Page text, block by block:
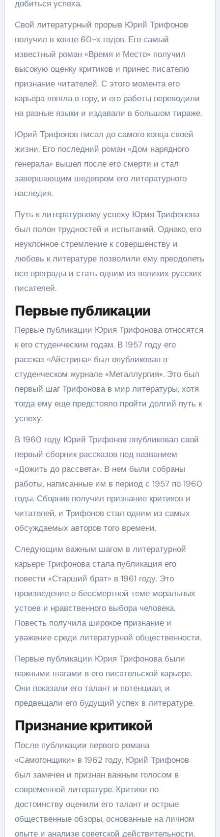
добиться успеха.
Свой литературный прорыв Юрий Трифонов
получил в конце 60-х годов. Его самый
известный роман «Время и Место» получил
высокую оценку критиков и принес писателю
признание читателей. С этого момента его
карьера пошла в гору, и его работы переводили
на разные языки и издавали в большом тираже.
Юрий Трифонов писал до самого конца своей
жизни. Его последний роман «Дом нарядного
генерала» вышел после его смерти и стал
завершающим шедевром его литературного
наследия.
Путь к литературному успеху Юрия Трифонова
был полон трудностей и испытаний. Однако, его
неуклонное стремление к совершенству и
любовь к литературе позволили ему преодолеть
все преграды и стать одним из великих русских
писателей.
Первые публикации
Первые публикации Юрия Трифонова относятся
к его студенческим годам. В 1957 году его
рассказ «Айстрина» был опубликован в
студенческом журнале «Металлургия». Это был
первый шаг Трифонова в мир литературы, хотя
тогда ему еще предстояло пройти долгий путь к
успеху.
В 1960 году Юрий Трифонов опубликовал свой
первый сборник рассказов под названием
«Дожить до рассвета». В нем были собраны
работы, написанные им в период с 1957 по 1960
годы. Сборник получил признание критиков и
читателей, и Трифонов стал одним из самых
обсуждаемых авторов того времени.
Следующим важным шагом в литературной
карьере Трифонова стала публикация его
повести «Старший брат» в 1961 году. Это
произведение о бессмертной теме моральных
устоев и нравственного выбора человека.
Повесть получила широкое признание и
уважение среди литературной общественности.
Первые публикации Юрия Трифонова были
важными шагами в его писательской карьере.
Они показали его талант и потенциал, и
предвещали его будущий успех в литературе.
Признание критикой
После публикации первого романа
«Самогонщики» в 1962 году, Юрий Трифонов
был замечен и признан важным голосом в
современной литературе. Критики по
достоинству оценили его талант и острые
общественные обзоры, основанные на личном
опыте и анализе советской действительности.